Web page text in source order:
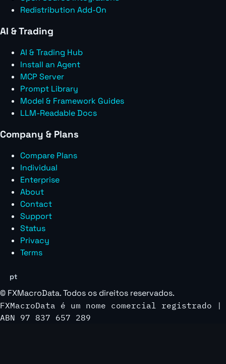
Redistribution Add-On
AI & Trading
AI & Trading Hub
Install an Agent
MCP Server
Prompt Library
Model & Framework Guides
LLM-Readable Docs
Company & Plans
Compare Plans
Individual
Enterprise
About
Contact
Support
Status
Privacy
Terms
pt
© FXMacroData. Todos os direitos reservados.
FXMacroData é um nome comercial registrado |
ABN 97 837 657 289